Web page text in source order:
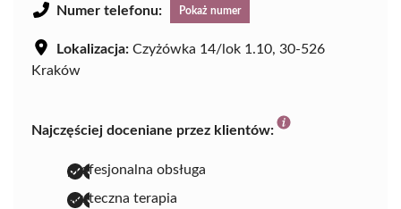
Numer telefonu: Pokaż numer
Lokalizacja: Czyżówka 14/lok 1.10, 30-526
Kraków
Najczęściej doceniane przez klientów:
profesjonalna obsługa
skuteczna terapia